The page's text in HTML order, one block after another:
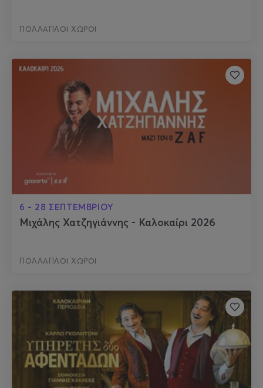
ΠΟΛΛΑΠΛΟΙ ΧΩΡΟΙ
6 - 28 ΣΕΠΤΕΜΒΡΙΟΥ
Μιχάλης Χατζηγιάννης - Καλοκαίρι 2026
ΠΟΛΛΑΠΛΟΙ ΧΩΡΟΙ